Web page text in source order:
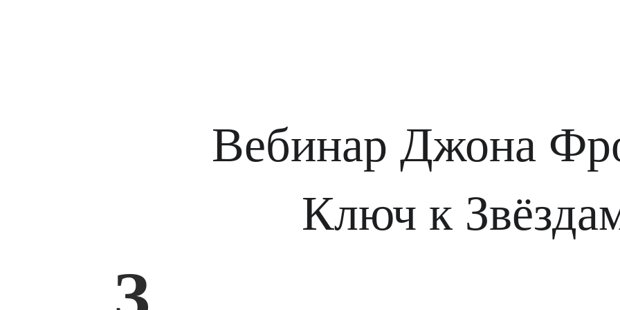
Вебинар Джона
Ключ к